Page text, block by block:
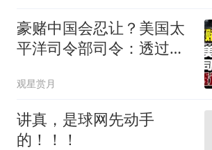
豪赌中国会忍让？美国太
平洋司令部司令：透过实
观星赏月
讲真，是球网先动手
的！！！